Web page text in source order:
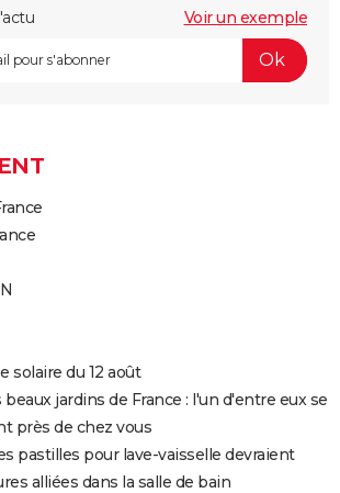
Voir un exemple
solaire du 12 août
jardins de France : l'un d'entre eux se
près de chez vous
pastilles pour lave-vaisselle devraient
alliées dans la salle de bain